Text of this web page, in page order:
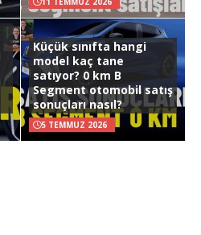
Küçük sınıfta hangi
model kaç tane
satıyor? 0 km B
Segment otomobil satış
sonuçları nasıl?
5 TEMMUZ 2026